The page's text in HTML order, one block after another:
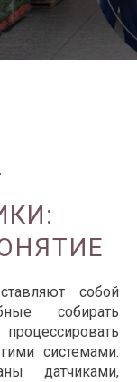
собой
собирать
системами.
датчиками,